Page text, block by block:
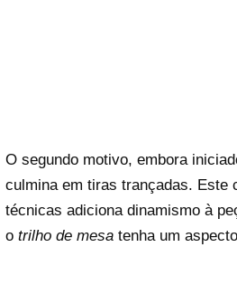
O segundo motivo, embora
culmina em tiras trançadas. Este
técnicas adiciona dinamismo à
o trilho de mesa tenha um